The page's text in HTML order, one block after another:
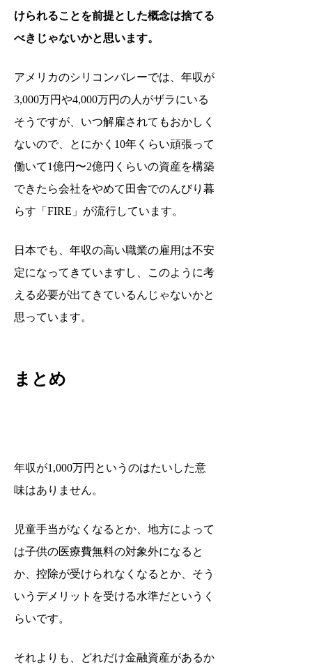
けられることを前提とした概念は捨てる
べきじゃないかと思います。
アメリカのシリコンバレーでは、年収が
3,000万円や4,000万円の人がザラにいる
そうですが、いつ解雇されてもおかしく
ないので、とにかく10年くらい頑張って
働いて1億円〜2億円くらいの資産を構築
できたら会社をやめて田舎でのんびり暮
らす「FIRE」が流行しています。
日本でも、年収の高い職業の雇用は不安
定になってきていますし、このように考
える必要が出てきているんじゃないかと
思っています。
まとめ
年収が1,000万円というのはたいした意
味はありません。
児童手当がなくなるとか、地方によって
は子供の医療費無料の対象外になると
か、控除が受けられなくなるとか、そう
いうデメリットを受ける水準だというく
らいです。
それよりも、どれだけ金融資産があるか